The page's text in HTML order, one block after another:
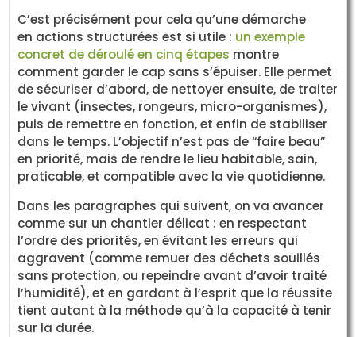
C’est précisément pour cela qu’une démarche
en actions structurées est si utile : un exemple
concret de déroulé en cinq étapes montre
comment garder le cap sans s’épuiser. Elle permet
de sécuriser d’abord, de nettoyer ensuite, de traiter
le vivant (insectes, rongeurs, micro-organismes),
puis de remettre en fonction, et enfin de stabiliser
dans le temps. L’objectif n’est pas de “faire beau”
en priorité, mais de rendre le lieu habitable, sain,
praticable, et compatible avec la vie quotidienne.
Dans les paragraphes qui suivent, on va avancer
comme sur un chantier délicat : en respectant
l’ordre des priorités, en évitant les erreurs qui
aggravent (comme remuer des déchets souillés
sans protection, ou repeindre avant d’avoir traité
l’humidité), et en gardant à l’esprit que la réussite
tient autant à la méthode qu’à la capacité à tenir
sur la durée.